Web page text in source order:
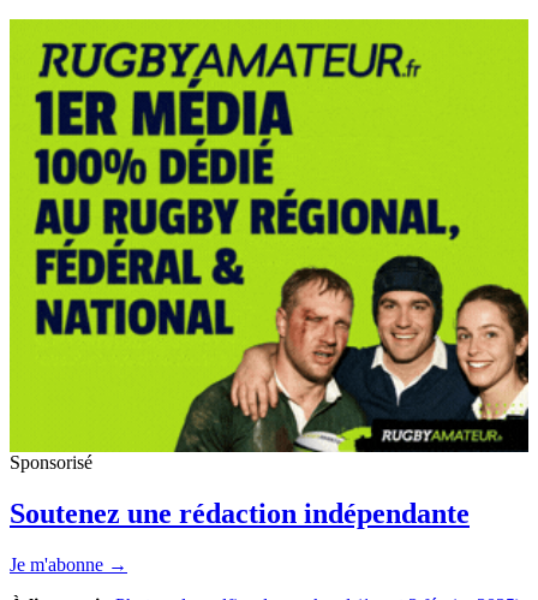
Sponsorisé
Soutenez une rédaction indépendante
Je m'abonne →